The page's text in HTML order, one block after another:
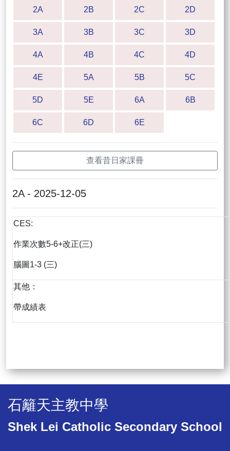
2A 2B 2C 2D
3A 3B 3C 3D
4A 4B 4C 4D
4E 5A 5B 5C
5D 5E 6A 6B
6C 6D 6E
查看昔日家課冊
2A - 2025-12-05
CES:
作業次數5-6+改正(三)
腦圖1-3 (三)
其他：
帶成績表
石籬天主教中學
Shek Lei Catholic Secondary School